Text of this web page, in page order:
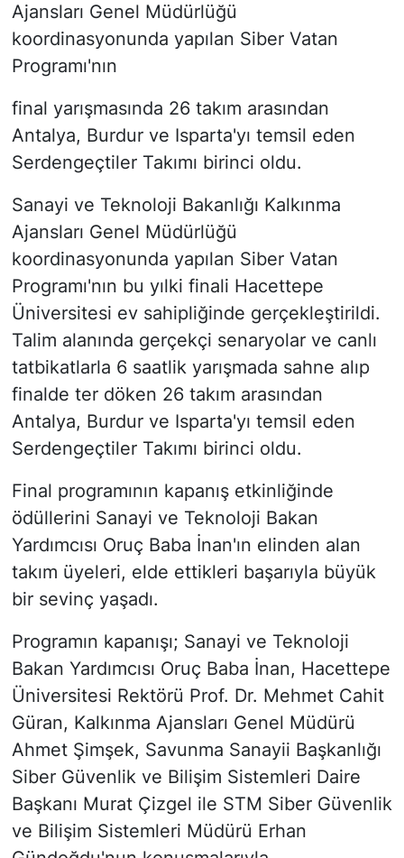
Ajansları Genel Müdürlüğü
koordinasyonunda yapılan Siber Vatan
Programı'nın
final yarışmasında 26 takım arasından
Antalya, Burdur ve Isparta'yı temsil eden
Serdengeçtiler Takımı birinci oldu.
Sanayi ve Teknoloji Bakanlığı Kalkınma
Ajansları Genel Müdürlüğü
koordinasyonunda yapılan Siber Vatan
Programı'nın bu yılki finali Hacettepe
Üniversitesi ev sahipliğinde gerçekleştirildi.
Talim alanında gerçekçi senaryolar ve canlı
tatbikatlarla 6 saatlik yarışmada sahne alıp
finalde ter döken 26 takım arasından
Antalya, Burdur ve Isparta'yı temsil eden
Serdengeçtiler Takımı birinci oldu.
Final programının kapanış etkinliğinde
ödüllerini Sanayi ve Teknoloji Bakan
Yardımcısı Oruç Baba İnan'ın elinden alan
takım üyeleri, elde ettikleri başarıyla büyük
bir sevinç yaşadı.
Programın kapanışı; Sanayi ve Teknoloji
Bakan Yardımcısı Oruç Baba İnan, Hacettepe
Üniversitesi Rektörü Prof. Dr. Mehmet Cahit
Güran, Kalkınma Ajansları Genel Müdürü
Ahmet Şimşek, Savunma Sanayii Başkanlığı
Siber Güvenlik ve Bilişim Sistemleri Daire
Başkanı Murat Çizgel ile STM Siber Güvenlik
ve Bilişim Sistemleri Müdürü Erhan